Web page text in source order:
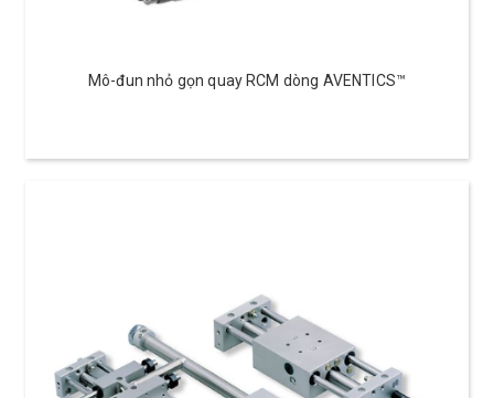
Mô-đun nhỏ gọn quay RCM dòng AVENTICS™